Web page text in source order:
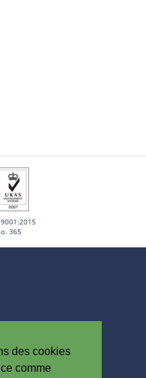
des cookies
comme
365